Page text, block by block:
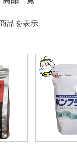
品を表示